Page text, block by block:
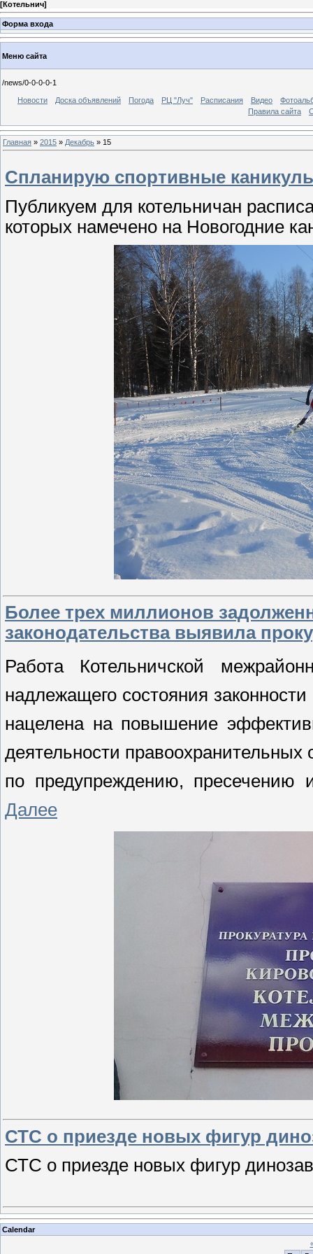
[Котельнич]
Форма входа
Меню сайта
/news/0-0-0-0-1
Новости Доска объявлений Погода РЦ "Луч" Расписания Видео
Правила сайта
Главная » 2015 » Декабрь » 15
Спланирую спортивные
Публикуем для котельничан
которых намечено на Новогодние
Более трех миллионов
законодательства выявила
Работа Котельничской
надлежащего состояния
нацелена на повышение
деятельности правоохранительных
по предупреждению, пресечению
Далее
СТС о приезде новых фигур
СТС о приезде новых фигур
Calendar